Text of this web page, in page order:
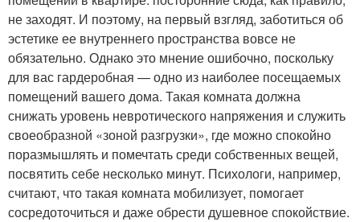
не заходят. И поэтому, на первый взгляд, заботиться об
эстетике ее внутреннего пространства вовсе не
обязательно. Однако это мнение ошибочно, поскольку
для вас гардеробная — одно из наиболее посещаемых
помещений вашего дома. Такая комната должна
снижать уровень невротического напряжения и служить
своеобразной «зоной разгрузки», где можно спокойно
поразмышлять и помечтать среди собственных вещей,
посвятить себе несколько минут. Психологи, например,
считают, что такая комната мобилизует, помогает
сосредоточиться и даже обрести душевное спокойствие.